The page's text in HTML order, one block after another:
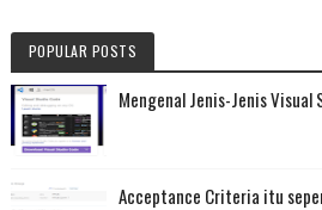
POPULAR POSTS
Mengenal Jenis-Jenis Visual
Acceptance Criteria itu